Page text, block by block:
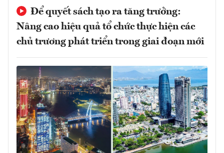
Để quyết sách tạo ra tăng trưởng:
Nâng cao hiệu quả tổ chức thực hiện các
chủ trương phát triển trong giai đoạn mới